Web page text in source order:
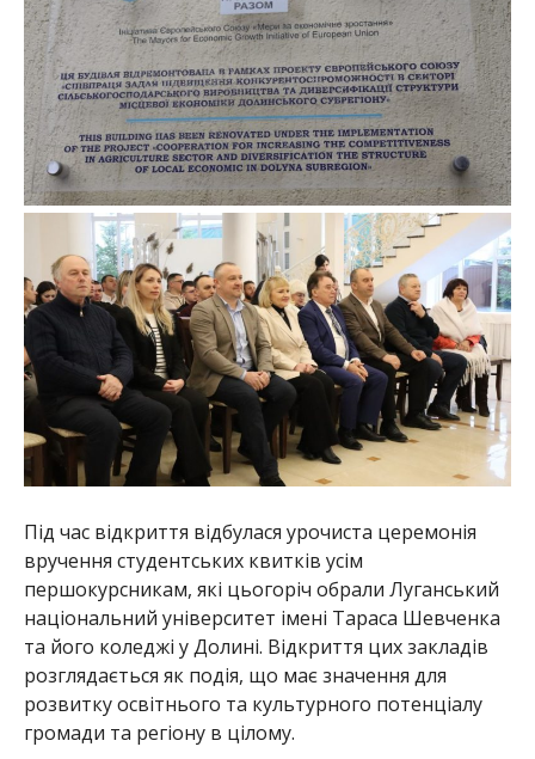
Під час відкриття відбулася урочиста церемонія
вручення студентських квитків усім
першокурсникам, які цьогоріч обрали Луганський
національний університет імені Тараса Шевченка
та його коледжі у Долині. Відкриття цих закладів
розглядається як подія, що має значення для
розвитку освітнього та культурного потенціалу
громади та регіону в цілому.